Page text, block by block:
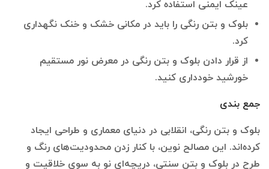
عینک ایمنی استفاده کرد.
بلوک و بتن رنگی را باید در مکانی خشک و خنک نگهداری
کرد.
از قرار دادن بلوک و بتن رنگی در معرض نور مستقیم
خورشید خودداری کنید.
جمع بندی
بلوک و بتن رنگی، انقلابی در دنیای معماری و طراحی ایجاد
کرده‌اند. این مصالح نوین، با کنار زدن محدودیت‌های رنگ و
طرح در بلوک و بتن سنتی، دریچه‌ای نو به سوی خلاقیت و